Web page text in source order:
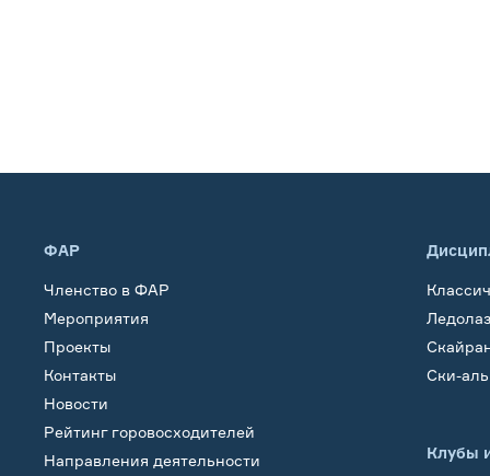
ФАР
Членство в ФАР
Мероприятия
Проекты
Контакты
Новости
Рейтинг горовосходителей
Направления деятельности
Ски-
Клубы